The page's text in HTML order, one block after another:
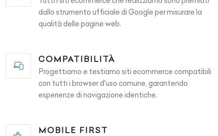
dallo strumento ufficiale di Google per misurare la
qualità delle pagine web.
COMPATIBILITÀ
Progettiamo e testiamo siti ecommerce compatibili
con tutti i browser d'uso comune, garantendo
esperienze di navigazione identiche.
MOBILE FIRST